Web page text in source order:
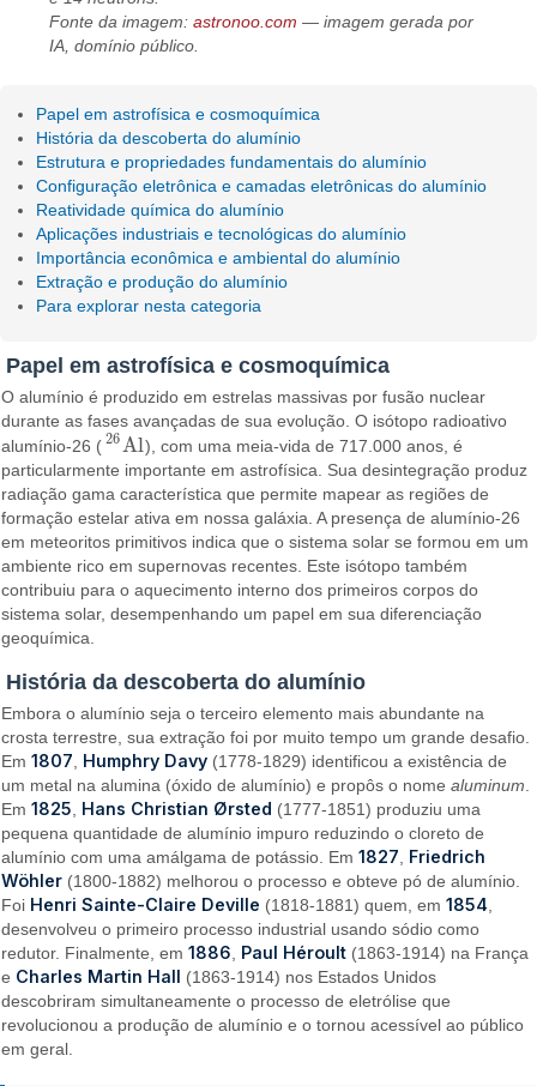
Fonte da imagem:astronoo.com — imagem gerada por
IA, domínio público.
Papel em astrofísica e cosmoquímica
História da descoberta do alumínio
Estrutura e propriedades fundamentais do alumínio
Configuração eletrônica e camadas eletrônicas do alumínio
Reatividade química do alumínio
Aplicações industriais e tecnológicas do alumínio
Importância econômica e ambiental do alumínio
Extração e produção do alumínio
Para explorar nesta categoria
Papel em astrofísica e cosmoquímica
O alumínio é produzido em estrelas massivas por fusão nuclear
durante as fases avançadas de sua evolução. O isótopo radioativo
alumínio-26 ( 26Al
26Al ), com uma meia-vida de 717.000 anos, é
particularmente importante em astrofísica. Sua desintegração produz
radiação gama característica que permite mapear as regiões de
formação estelar ativa em nossa galáxia. A presença de alumínio-26
em meteoritos primitivos indica que o sistema solar se formou em um
ambiente rico em supernovas recentes. Este isótopo também
contribuiu para o aquecimento interno dos primeiros corpos do
sistema solar, desempenhando um papel em sua diferenciação
geoquímica.
História da descoberta do alumínio
Embora o alumínio seja o terceiro elemento mais abundante na
crosta terrestre, sua extração foi por muito tempo um grande desafio.
Em1807 Humphry Davy (1778-1829) identificou a existência de
um metal na alumina (óxido de alumínio) e propôs o nomealuminum
Em1825 Hans Christian Ørsted (1777-1851) produziu uma
pequena quantidade de alumínio impuro reduzindo o cloreto de
alumínio com uma amálgama de potássio. Em1827 Friedrich
Wöhler (1800-1882) melhorou o processo e obteve pó de alumínio.
Foi Henri Sainte-Claire Deville (1818-1881) quem, em1854
desenvolveu o primeiro processo industrial usando sódio como
redutor. Finalmente, em1886 Paul Héroult (1863-1914) na França
e Charles Martin Hall (1863-1914) nos Estados Unidos
descobriram simultaneamente o processo de eletrólise que
revolucionou a produção de alumínio e o tornou acessível ao público
em geral.